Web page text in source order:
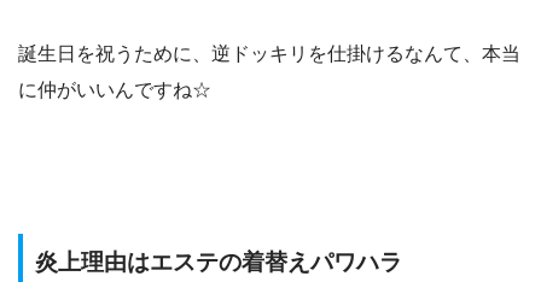
誕生日を祝うために、逆ドッキリを仕掛けるなんて、本当
に仲がいいんですね☆
炎上理由はエステの着替えパワハラ